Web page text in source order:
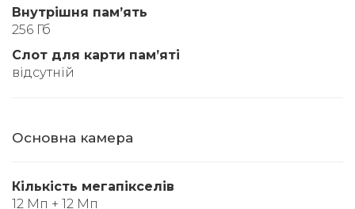
Внутрішня памʼять
256 Гб
Слот для карти памʼяті
відсутній
Основна камера
Кількість мегапікселів
12 Мп + 12 Мп